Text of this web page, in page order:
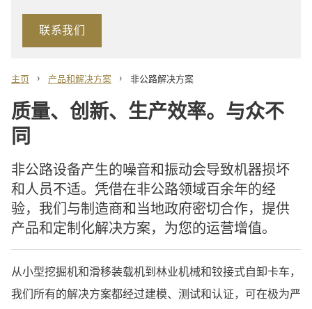
联系我们
主页 › 产品和解决方案 › 非公路解决方案
质量、创新、生产效率。与众不
同
非公路设备产生的噪音和振动会导致机器损坏
和人员不适。凭借在非公路领域百余年的经
验，我们与制造商和当地政府密切合作，提供
产品和定制化解决方案，为您的运营增值。
从小型挖掘机和滑移装载机到林业机械和铰接式自卸卡车，
我们所有的解决方案都经过建模、测试和认证，可在极为严